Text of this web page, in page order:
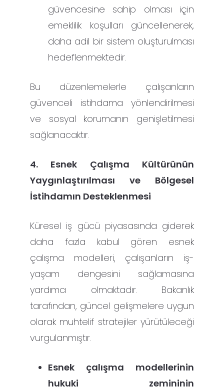
güvencesine sahip olması için
emeklilik koşulları güncellenerek,
daha adil bir sistem oluşturulması
hedeflenmektedir.
Bu düzenlemelerle çalışanların
güvenceli istihdama yönlendirilmesi
ve sosyal korumanın genişletilmesi
sağlanacaktır.
4. Esnek Çalışma Kültürünün
Yaygınlaştırılması ve Bölgesel
İstihdamın Desteklenmesi
Küresel iş gücü piyasasında giderek
daha fazla kabul gören esnek
çalışma modelleri, çalışanların iş-
yaşam dengesini sağlamasına
yardımcı olmaktadır. Bakanlık
tarafından, güncel gelişmelere uygun
olarak muhtelif stratejiler yürütüleceği
vurgulanmıştır.
Esnek çalışma modellerinin
hukuki zemininin